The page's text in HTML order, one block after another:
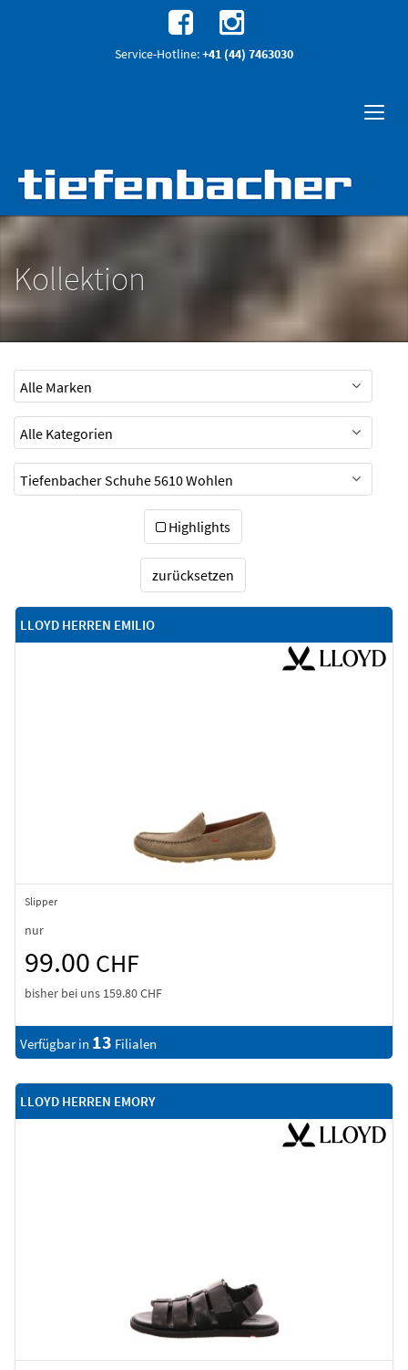
Service-Hotline:+41 (44) 7463030
Kollektion
Highlights
zurücksetzen
LLOYD HERREN EMILIO
Slipper
nur
99.00 CHF
bisher bei uns 159.80 CHF
Verfügbar in 13 Filialen
LLOYD HERREN EMORY